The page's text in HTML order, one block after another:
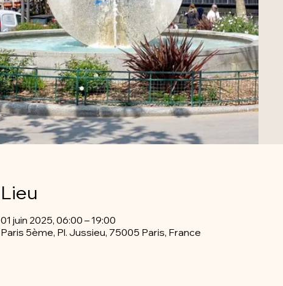
Lieu
01 juin 2025, 06:00 – 19:00
Paris 5ème, Pl. Jussieu, 75005 Paris, France